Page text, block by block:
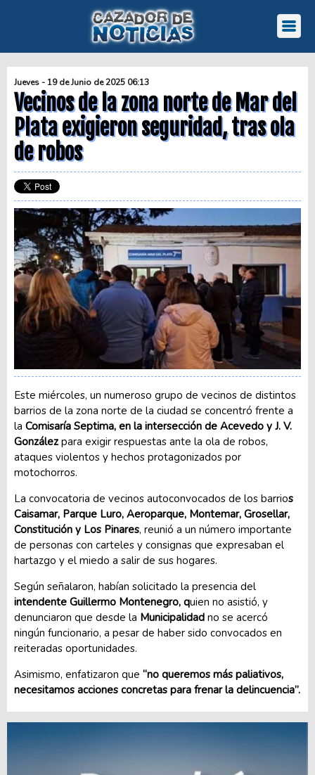
Jueves - 19 de Junio de 2025 06:13
Vecinos de la zona norte de Mar del
Plata exigieron seguridad, tras ola
de robos
Este miércoles, un numeroso grupo de vecinos de distintos
barrios de la zona norte de la ciudad se concentró frente a
la Comisaría Septima, en la intersección de Acevedo y J. V.
Gonzálezpara exigir respuestas ante la ola de robos,
ataques violentos y hechos protagonizados por
motochorros.
La convocatoria de vecinos autoconvocados de los barrios
Caisamar, Parque Luro, Aeroparque, Montemar, Grosellar,
Constitución y Los Pinares, reunió a un número importante
de personas con carteles y consignas que expresaban el
hartazgo y el miedo a salir de sus hogares.
Según señalaron, habían solicitado la presencia del
intendente Guillermo Montenegro, quien no asistió, y
denunciaron que desde la Municipalidad no se acercó
ningún funcionario, a pesar de haber sido convocados en
reiteradas oportunidades.
Asimismo, enfatizaron que “no queremos más paliativos,
necesitamos acciones concretas para frenar la delincuencia”.